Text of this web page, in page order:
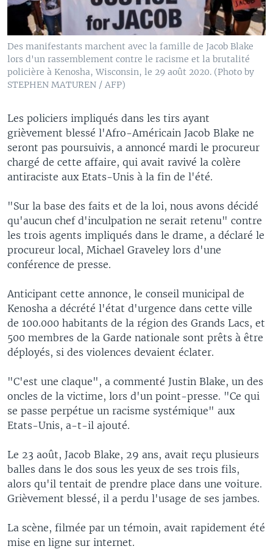
Des manifestants marchent avec la famille de Jacob Blake
lors d'un rassemblement contre le racisme et la brutalité
policière à Kenosha, Wisconsin, le 29 août 2020. (Photo by
STEPHEN MATUREN / AFP)
Les policiers impliqués dans les tirs ayant
grièvement blessé l'Afro-Américain Jacob Blake ne
seront pas poursuivis, a annoncé mardi le procureur
chargé de cette affaire, qui avait ravivé la colère
antiraciste aux Etats-Unis à la fin de l'été.
"Sur la base des faits et de la loi, nous avons décidé
qu'aucun chef d'inculpation ne serait retenu" contre
les trois agents impliqués dans le drame, a déclaré le
procureur local, Michael Graveley lors d'une
conférence de presse.
Anticipant cette annonce, le conseil municipal de
Kenosha a décrété l'état d'urgence dans cette ville
de 100.000 habitants de la région des Grands Lacs, et
500 membres de la Garde nationale sont prêts à être
déployés, si des violences devaient éclater.
"C'est une claque", a commenté Justin Blake, un des
oncles de la victime, lors d'un point-presse. "Ce qui
se passe perpétue un racisme systémique" aux
Etats-Unis, a-t-il ajouté.
Le 23 août, Jacob Blake, 29 ans, avait reçu plusieurs
balles dans le dos sous les yeux de ses trois fils,
alors qu'il tentait de prendre place dans une voiture.
Grièvement blessé, il a perdu l'usage de ses jambes.
La scène, filmée par un témoin, avait rapidement été
mise en ligne sur internet.